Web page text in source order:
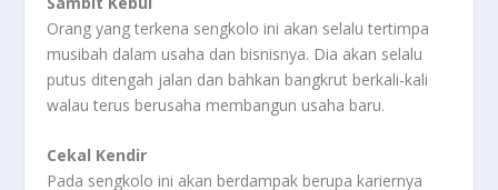
Orang yang terkena sengkolo ini akan selalu tertimpa
musibah dalam usaha dan bisnisnya. Dia akan selalu
putus ditengah jalan dan bahkan bangkrut berkali-kali
walau terus berusaha membangun usaha baru.
Cekal Kendir
Pada sengkolo ini akan berdampak berupa kariernya